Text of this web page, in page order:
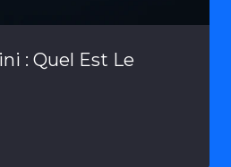
: Quel Est Le